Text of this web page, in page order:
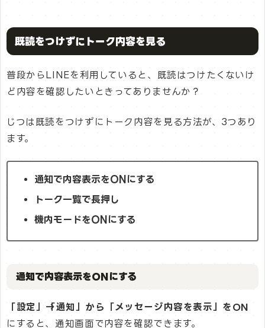
既読をつけずにトーク内容を見る
普段からLINEを利用していると、既読はつけたくないけ
ど内容を確認したいときってありませんか？
じつは既読をつけずにトーク内容を見る方法が、3つあり
ます。
通知で内容表示をONにする
トーク一覧で長押し
機内モードをONにする
通知で内容表示をONにする
「設定」→「通知」から「メッセージ内容を表示」をON
にすると、通知画面で内容を確認できます。